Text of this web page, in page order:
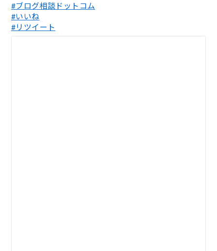
#ブログ相談ドットコム
#いいね
#リツイート